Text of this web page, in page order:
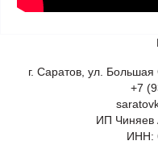
г. Саратов, ул.
+7
ИП Чиняев
ИНН: